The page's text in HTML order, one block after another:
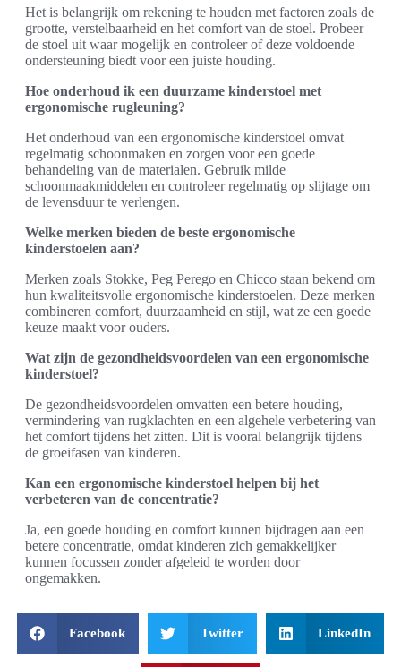
Het is belangrijk om rekening te houden met factoren zoals de
grootte, verstelbaarheid en het comfort van de stoel. Probeer
de stoel uit waar mogelijk en controleer of deze voldoende
ondersteuning biedt voor een juiste houding.
Hoe onderhoud ik een duurzame kinderstoel met
ergonomische rugleuning?
Het onderhoud van een ergonomische kinderstoel omvat
regelmatig schoonmaken en zorgen voor een goede
behandeling van de materialen. Gebruik milde
schoonmaakmiddelen en controleer regelmatig op slijtage om
de levensduur te verlengen.
Welke merken bieden de beste ergonomische
kinderstoelen aan?
Merken zoals Stokke, Peg Perego en Chicco staan bekend om
hun kwaliteitsvolle ergonomische kinderstoelen. Deze merken
combineren comfort, duurzaamheid en stijl, wat ze een goede
keuze maakt voor ouders.
Wat zijn de gezondheidsvoordelen van een ergonomische
kinderstoel?
De gezondheidsvoordelen omvatten een betere houding,
vermindering van rugklachten en een algehele verbetering van
het comfort tijdens het zitten. Dit is vooral belangrijk tijdens
de groeifasen van kinderen.
Kan een ergonomische kinderstoel helpen bij het
verbeteren van de concentratie?
Ja, een goede houding en comfort kunnen bijdragen aan een
betere concentratie, omdat kinderen zich gemakkelijker
kunnen focussen zonder afgeleid te worden door
ongemakken.
Facebook Twitter LinkedIn